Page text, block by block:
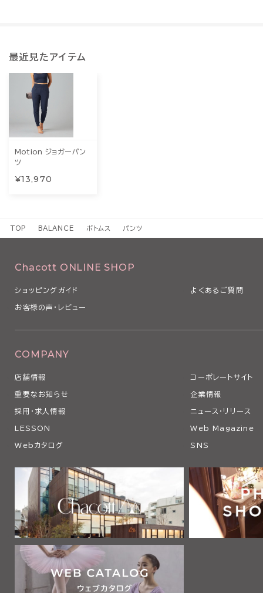
最近見たアイテム
Motion ジョガーパン
ツ
¥13,970
TOP BALANCE ボトムス パンツ
Chacott ONLINE SHOP
ショッピングガイド よくあるご質問
お客様の声・レビュー
COMPANY
店舗情報 コーポレートサイト
重要なお知らせ 企業情報
採用・求人情報 ニュース・リリース
LESSON Web Magazine
Webカタログ SNS